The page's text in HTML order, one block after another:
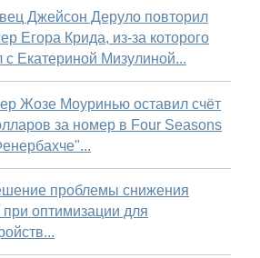
Джейсон Деруло повторил
Егора Крида, из-за которого
с Екатериной Мизулиной...
Жозе Моуринью оставил счёт
за номер в Four Seasons
проблемы снижения
оптимизации для